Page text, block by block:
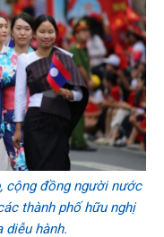
cộng đồng người nước
thành phố hữu nghị
diễu hành.